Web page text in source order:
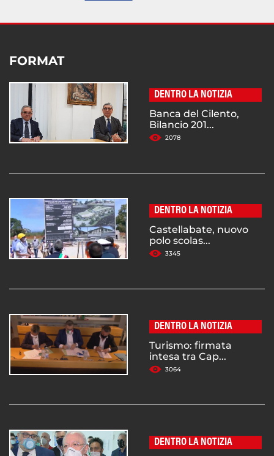
FORMAT
DENTRO LA NOTIZIA
Banca del Cilento,
Bilancio 201...
2078
DENTRO LA NOTIZIA
Castellabate, nuovo
polo scolas...
3345
DENTRO LA NOTIZIA
Turismo: firmata
intesa tra Cap...
3064
DENTRO LA NOTIZIA